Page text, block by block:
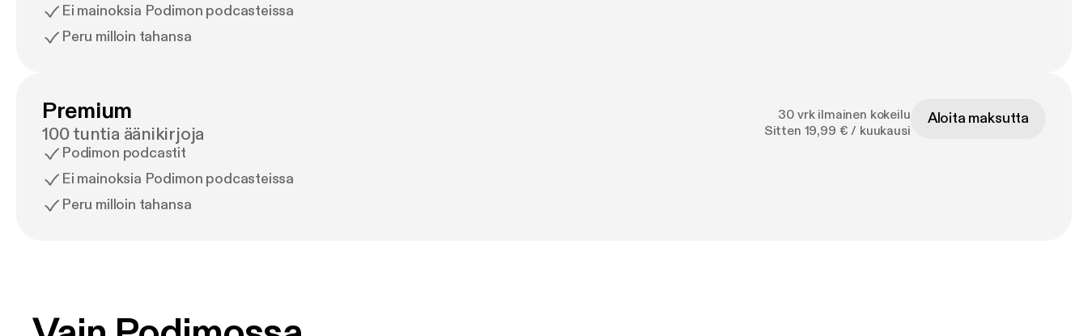
Ei mainoksia Podimon podcasteissa
Peru milloin tahansa
Premium
100 tuntia äänikirjoja
Podimon podcastit
Ei mainoksia Podimon podcasteissa
Peru milloin tahansa
30 vrk ilmainen kokeilu
Sitten 19,99 € / kuukausi
Aloita maksutta